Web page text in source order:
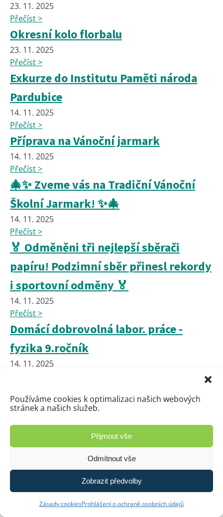
Používáme cookies k optimalizaci našich webových
stránek a našich služeb.
Přijmout vše
Odmítnout vše
Zobrazit předvolby
Zásady cookiesProhlášení o ochraně osobních údajů
23. 11. 2025
Přečíst >
Okresní kolo florbalu
23. 11. 2025
Přečíst >
Exkurze do Institutu Paměti národa
Pardubice
14. 11. 2025
Přečíst >
Příprava na Vánoční jarmark
14. 11. 2025
Přečíst >
🎄✨ Zveme vás na Tradiční Vánoční
Školní Jarmark! ✨🎄
14. 11. 2025
Přečíst >
🏅 Odměněni tři nejlepší sběrači
papíru! Podzimní sběr přinesl rekordy
i sportovní odměny 🏅
14. 11. 2025
Přečíst >
Domácí dobrovolná labor. práce -
fyzika 9.ročník
14. 11. 2025
🍽️ Hledáme kuchaře/kuchařku do
školní jídelny
10. 11. 2025
HEURISTIK v 6.A - měření času
7. 11. 2025
Tvoje cesta "onlinem" – preventivní